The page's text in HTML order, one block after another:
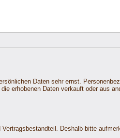
Daten sehr ernst.
erhobenen Daten verkauft oder aus
Vertragsbestandteil. Deshalb bitte